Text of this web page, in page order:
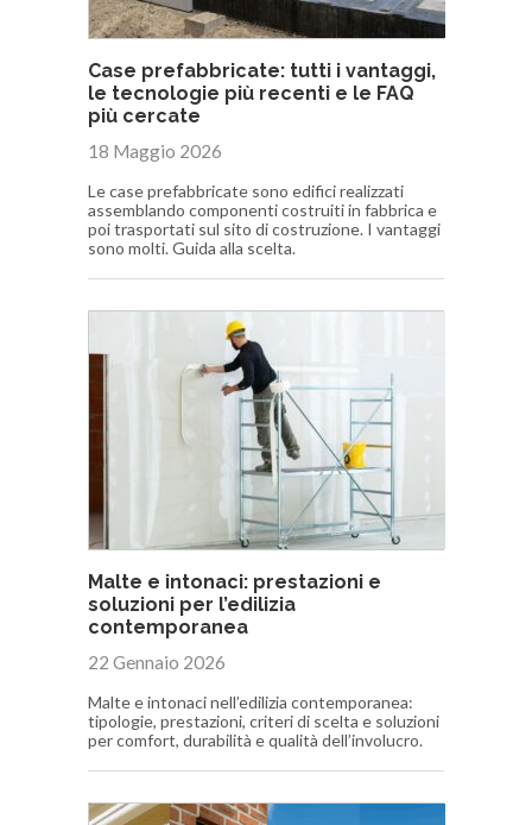
Case prefabbricate: tutti i vantaggi,
le tecnologie più recenti e le FAQ
più cercate
18 Maggio 2026
Le case prefabbricate sono edifici realizzati
assemblando componenti costruiti in fabbrica e
poi trasportati sul sito di costruzione. I vantaggi
sono molti. Guida alla scelta.
Malte e intonaci: prestazioni e
soluzioni per l’edilizia
contemporanea
22 Gennaio 2026
Malte e intonaci nell’edilizia contemporanea:
tipologie, prestazioni, criteri di scelta e soluzioni
per comfort, durabilità e qualità dell’involucro.